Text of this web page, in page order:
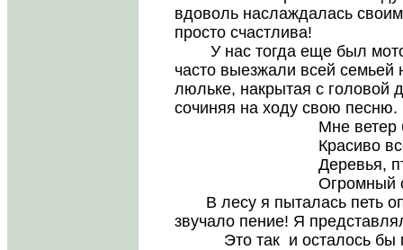
вдоволь наслаждалась
просто счастлива!
У нас тогда еще был
часто выезжали всей семьей
люльке, накрытая с головой
сочиняя на ходу свою песню.
Мне ветер бьет
Красиво все
Деревья,
Огромный
В лесу я пыталась петь
звучало пение! Я
Это так и осталось бы